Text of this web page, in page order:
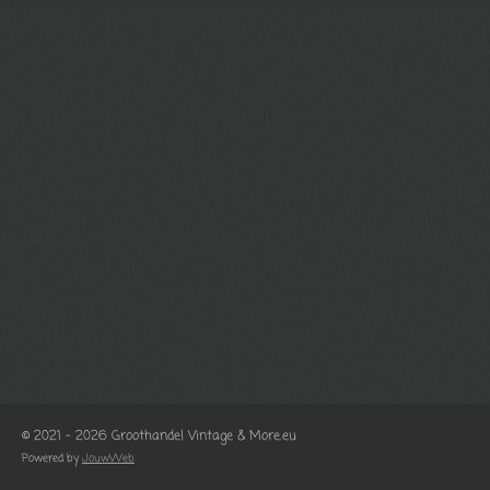
© 2021 - 2026 Groothandel Vintage & More.eu
Powered by JouwWeb